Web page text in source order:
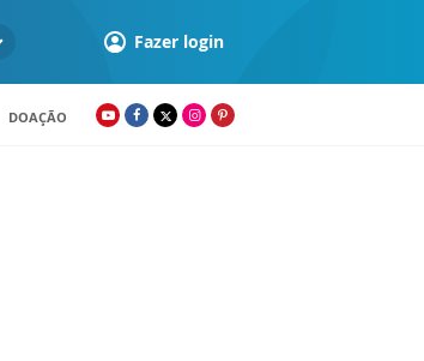
Fazer login
DOAÇÃO